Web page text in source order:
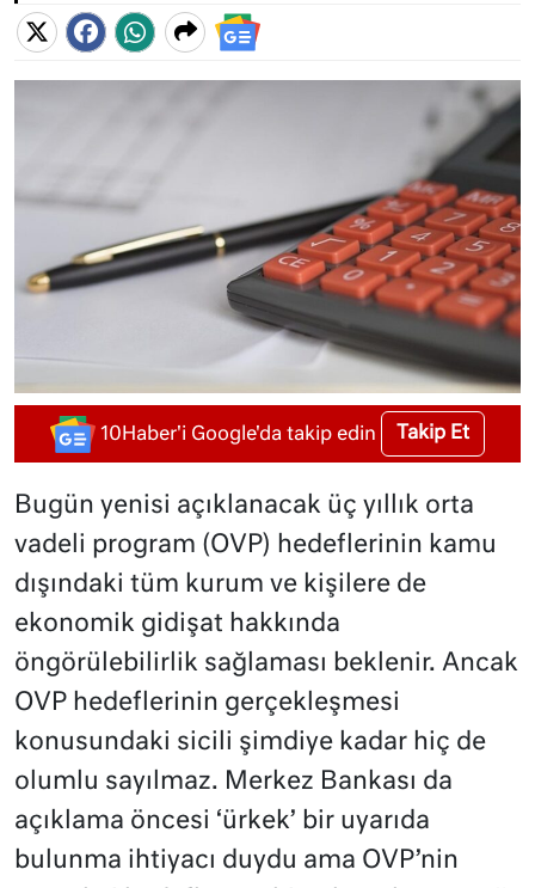
10Haber'i Google'da takip edin Takip Et
Bugün yenisi açıklanacak üç yıllık orta
vadeli program (OVP) hedeflerinin kamu
dışındaki tüm kurum ve kişilere de
ekonomik gidişat hakkında
öngörülebilirlik sağlaması beklenir. Ancak
OVP hedeflerinin gerçekleşmesi
konusundaki sicili şimdiye kadar hiç de
olumlu sayılmaz. Merkez Bankası da
açıklama öncesi ‘ürkek’ bir uyarıda
bulunma ihtiyacı duydu ama OVP’nin